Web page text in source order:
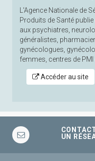
L'Agence Nationale de
Produits de Santé
aux psychiatres,
généralistes,
gynécologues,
femmes, centres de PMI
Accéder au site
UN